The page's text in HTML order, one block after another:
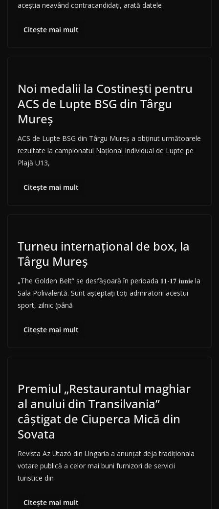
aceştia neavând contracandidaţi, arată datele
Citește mai mult
Noi medalii la Costinești pentru
ACS de Lupte BSG din Târgu
Mureș
ACS de Lupte BSG din Târgu Mureș a obținut următoarele
rezultate la campionatul Național Individual de Lupte pe
Plajă U13,
Citește mai mult
Turneu internațional de box, la
Târgu Mureș
„The Golden Belt” se desfășoară în perioada 𝟏𝟏-𝟏𝟕 𝐢𝐮𝐧𝐢𝐞 la
Sala Polivalentă. Sunt așteptați toți admiratorii acestui
sport, zilnic (până
Citește mai mult
Premiul „Restaurantul maghiar
al anului din Transilvania”
câștigat de Ciuperca Mică din
Sovata
Revista Az Utazó din Ungaria a anunțat deja tradiționala
votare publică a celor mai buni furnizori de servicii
turistice din
Citește mai mult